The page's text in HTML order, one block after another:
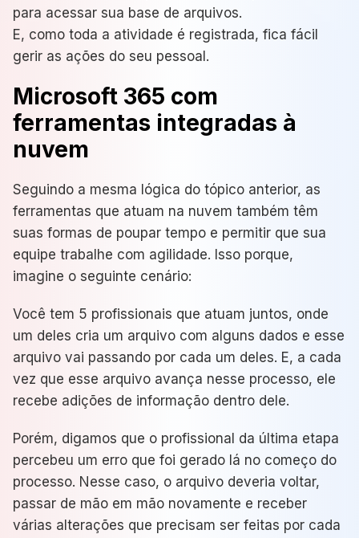
para acessar sua base de arquivos.
E, como toda a atividade é registrada, fica fácil
gerir as ações do seu pessoal.
Microsoft 365 com
ferramentas integradas à
nuvem
Seguindo a mesma lógica do tópico anterior, as
ferramentas que atuam na nuvem também têm
suas formas de poupar tempo e permitir que sua
equipe trabalhe com agilidade. Isso porque,
imagine o seguinte cenário:
Você tem 5 profissionais que atuam juntos, onde
um deles cria um arquivo com alguns dados e esse
arquivo vai passando por cada um deles. E, a cada
vez que esse arquivo avança nesse processo, ele
recebe adições de informação dentro dele.
Porém, digamos que o profissional da última etapa
percebeu um erro que foi gerado lá no começo do
processo. Nesse caso, o arquivo deveria voltar,
passar de mão em mão novamente e receber
várias alterações que precisam ser feitas por cada